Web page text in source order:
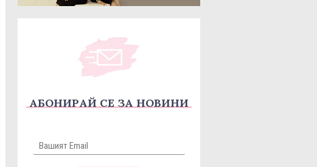
АБОНИРАЙ СЕ ЗА НОВИНИ